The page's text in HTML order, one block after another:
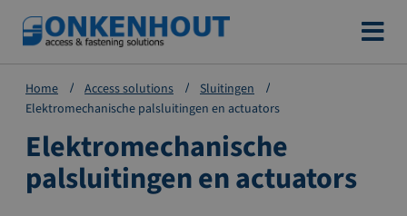
Ga
naar
de
inhoud
Home Access solutions
Sluitingen
Elektromechanische palsluitingen en actuators
Elektromechanische
palsluitingen en actuators